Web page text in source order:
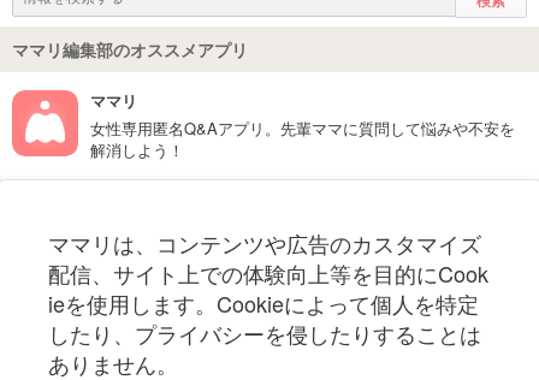
ママリ編集部のオススメアプリ
ママリ
女性専用匿名Q&Aアプリ。先輩ママに質問して悩みや不安を
解消しよう！
ママリは、コンテンツや広告のカスタマイズ
配信、サイト上での体験向上等を目的にCook
ieを使用します。Cookieによって個人を特定
したり、プライバシーを侵したりすることは
ありません。
妊娠〜子育て中のお役立ち情報を配信中